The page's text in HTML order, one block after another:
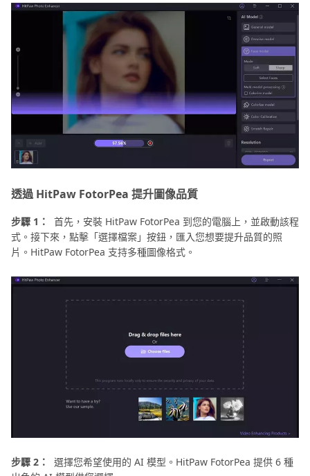
透過 HitPaw FotorPea 提升圖像品質
步驟 1：
首先，安裝 HitPaw FotorPea 到您的電腦上，並啟動該程
式。接下來，點擊「選擇檔案」按鈕，匯入您想要提升品質的照
片。HitPaw FotorPea 支持多種圖像格式。
步驟 2：
選擇您希望使用的 AI 模型。HitPaw FotorPea 提供 6 種